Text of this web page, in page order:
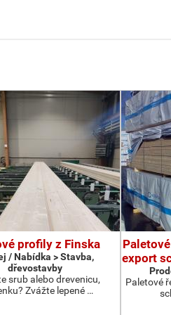
profily z Finska
/ Nabídka > Stavba,
dřevostavby
srub alebo drevenicu,
Zvážte lepené …
export
Paletové